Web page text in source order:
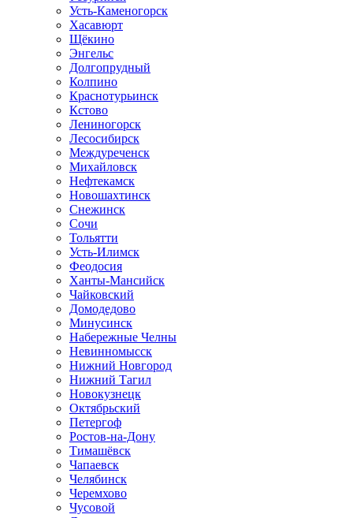
Усть-Каменогорск
Хасавюрт
Щёкино
Энгельс
Долгопрудный
Колпино
Краснотурьинск
Кстово
Лениногорск
Лесосибирск
Междуреченск
Михайловск
Нефтекамск
Новошахтинск
Снежинск
Сочи
Тольятти
Усть-Илимск
Феодосия
Ханты-Мансийск
Чайковский
Домодедово
Минусинск
Набережные Челны
Невинномысск
Нижний Новгород
Нижний Тагил
Новокузнецк
Октябрьский
Петергоф
Ростов-на-Дону
Тимашёвск
Чапаевск
Челябинск
Черемхово
Чусовой